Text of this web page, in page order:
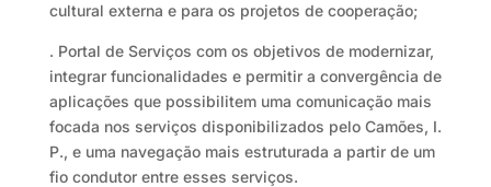
cultural externa e para os projetos de cooperação;
. Portal de Serviços com os objetivos de modernizar,
integrar funcionalidades e permitir a convergência de
aplicações que possibilitem uma comunicação mais
focada nos serviços disponibilizados pelo Camões, I.
P., e uma navegação mais estruturada a partir de um
fio condutor entre esses serviços.